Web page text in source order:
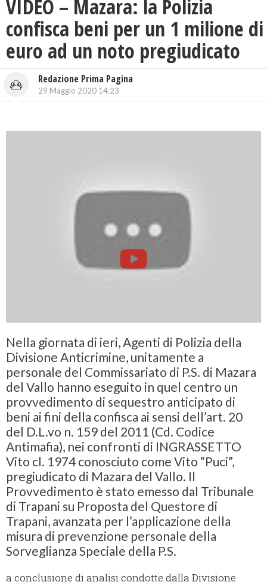
VIDEO – Mazara: la Polizia
confisca beni per un 1 milione di
euro ad un noto pregiudicato
Redazione Prima Pagina
29 Maggio 2020 14:23
Nella giornata di ieri, Agenti di Polizia della
Divisione Anticrimine, unitamente a
personale del Commissariato di P.S. di Mazara
del Vallo hanno eseguito in quel centro un
provvedimento di sequestro anticipato di
beni ai fini della confisca ai sensi dell’art. 20
del D.L.vo n. 159 del 2011 (Cd. Codice
Antimafia), nei confronti di INGRASSETTO
Vito cl. 1974 conosciuto come Vito “Puci”,
pregiudicato di Mazara del Vallo. Il
Provvedimento è stato emesso dal Tribunale
di Trapani su Proposta del Questore di
Trapani, avanzata per l’applicazione della
misura di prevenzione personale della
Sorveglianza Speciale della P.S.
a conclusione di analisi condotte dalla Divisione